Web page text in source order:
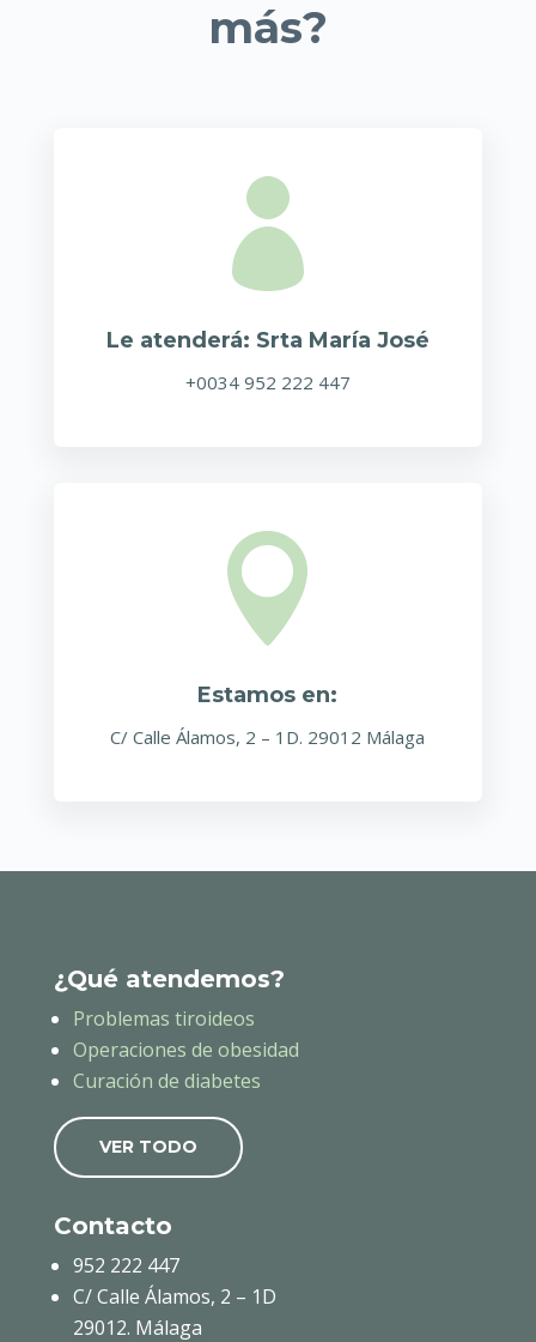
más?

Le atenderá: Srta María José
+0034 952 222 447

Estamos en:
C/ Calle Álamos, 2 – 1D. 29012 Málaga
¿Qué atendemos?
Problemas tiroideos
Operaciones de obesidad
Curación de diabetes
VER TODO
Contacto
952 222 447
C/ Calle Álamos, 2 – 1D
29012. Málaga